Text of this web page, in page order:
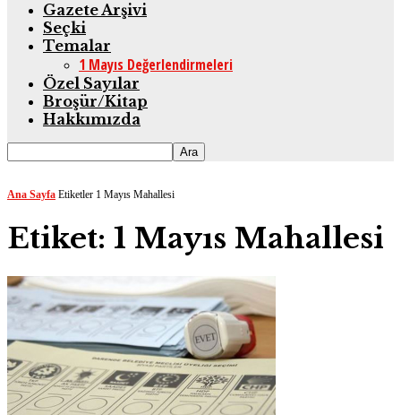
Gazete Arşivi
Seçki
Temalar
1 Mayıs Değerlendirmeleri
Özel Sayılar
Broşür/Kitap
Hakkımızda
Ana Sayfa Etiketler 1 Mayıs Mahallesi
Etiket: 1 Mayıs Mahallesi